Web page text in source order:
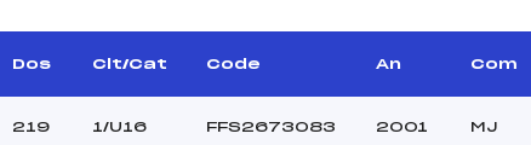
–
TISSOT DAMIEN (MJ)
Distance :
Point Haut :
Dos Clt/Cat Code An Com
219 1/U16 FFS2673083 2001 MJ